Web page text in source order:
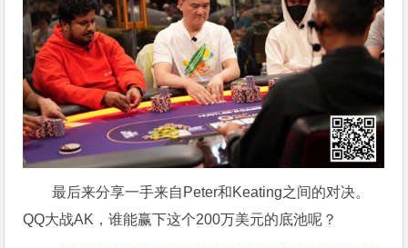
最后来分享一手来自Peter和Keating之间的对决。
QQ大战AK，谁能赢下这个200万美元的底池呢？